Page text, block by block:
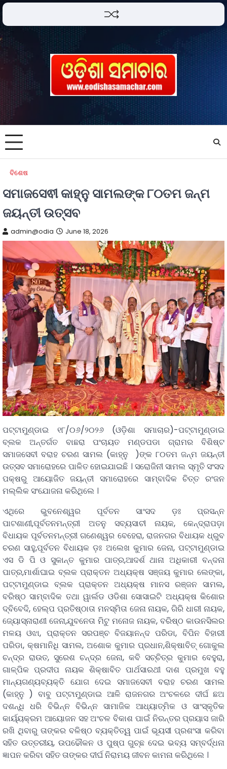
ବିଶେଷ
ସମାଜସେଵୀ କାହ୍ନୁ ସାମଲଙ୍କ ୮୦ତମ ଜନ୍ମ
ଜୟନ୍ତୀ ଉତ୍ସବ
admin@odia June 18, 2026
ପଟ୍ଟାମୁଣ୍ଡାଇ ୧୮/୦୬/୨୦୨୬ (ଓଡ଼ିଶା ସମାଚାର)-ପଟ୍ଟାମୁଣ୍ଡାଇ
ବ୍ଲକ ଅନ୍ତର୍ଗତ ବାଛରା ପଂଚାୟତ ମଣ୍ଡପଡା ଗ୍ରାମର ବିଶିଷ୍ଟ
ସମାଜସେବୀ ବରାହ ଚରଣ ସାମଲ (କାହ୍ନୁ )ଙ୍କ ୮୦ତମ ଜନ୍ମ ଜୟନ୍ତୀ
ଉତ୍ସବ ସମାରୋହରେ ପାଳିତ ହୋଇଯାଇଛି । ସରୋଜିନୀ ସାମଲ ସ୍ମୃତି ସଂସଦ
ପକ୍ଷରୁ ଆୟୋଜିତ ଜୟନ୍ତୀ ସମାରୋହରେ ସାମ୍ବାଦିକ ଚିତ୍ତ ରଂଜନ
ମଲ୍ଲିକ ସଂଯୋଜନା କରିଥିଲେ ।
ଏଥିରେ ଭୁବନେଶ୍ୱର ପୂର୍ବତନ ସାଂସଦ ଡ଼ଃ ପ୍ରସନ୍ନ
ପାଟଶାଣୀ,ପୂର୍ବତନମନ୍ତ୍ରୀ ଅତନୁ ସବ୍ୟସାଚୀ ନାୟକ, କେନ୍ଦ୍ରାପଡ଼ା
ବିଧାୟକ ପୂର୍ବତନମନ୍ତ୍ରୀ ଗଣେଶ୍ୱର ବେହେରା, ରାଜନଗର ବିଧାୟକ ଧ୍ରୁବ
ଚରଣ ସାହୁ,ପୂର୍ବତନ ବିଧାୟକ ଡ଼ଃ ଅଲେଖ କୁମାର ଜେନା, ପଟ୍ଟାମୁଣ୍ଡାଇ
ଏସ ଡି ପି ଓ ସୁକାନ୍ତ କୁମାର ପାତ୍ର,ଆଦର୍ଶ ଥାନା ଅଧିକାରୀ ବନ୍ଦନା
ପାତ୍ର,ମାର୍ଶାଘାଇ ବ୍ଲକ ପ୍ରାକ୍ତନ ଅଧ୍ୟକ୍ଷ ସଞ୍ଜୟ କୁମାର ଲେଙ୍କା,
ପଟ୍ଟାମୁଣ୍ଡାଇ ବ୍ଲକ ପ୍ରାକ୍ତନ ଅଧ୍ୟକ୍ଷ ମାନସ ରଞ୍ଜନ ସାମଲ,
ବରିଷ୍ଠ ସାମ୍ବାଦିକ ତଥା ୱାର୍ଲଡ ଓଡିଶା ସୋସାଇଟି ଅଧ୍ୟକ୍ଷ କିଶୋର
ଦ୍ବିବେଦି, ହେଲ୍ପ ପ୍ରତିଷ୍ଠାତା ମନସ୍ମିତା ଜେନା ନାୟକ, ଗିରି ଧାରୀ ନାୟକ,
ଜ୍ୟୋସ୍ନାରାଣୀ ଜେନା,ଯୁବନେତା ମିଟୁ ମନୋଜ ନାୟକ, ବରିଷ୍ଠ କାଉନସିଲର
ମଳୟ ଓଝା, ପ୍ରାକ୍ତନ ସରପଞ୍ଚ ବିଜୟାନନ୍ଦ ପରିଡା, ବିପିନ ବିହାରୀ
ପରିଡା, କ୍ଷମାନିଧି ସାମଲ, ଅଶୋକ କୁମାର ପ୍ରଧାନ,ଶିକ୍ଷାବିତ୍ ଗୋକୁଲ
ଚନ୍ଦ୍ର ରାଉତ, ସୁରେଶ ଚନ୍ଦ୍ର ଜେନା, କବି ସଚ୍ଚିତ୍ର କୁମାର ବେହୁରା,
ଗାଳ୍ପିକ ପ୍ରଦୀପ ନାୟକ ଶିକ୍ଷାବିତ ପାର୍ଥସାରଥୀ ଦାଶ ପ୍ରମୁଖ ବହୁ
ମାନ୍ୟଗଣ୍ୟବ୍ୟକ୍ତି ଯୋଗ ଦେଇ ସମାଜସେବୀ ବରାହ ଚରଣ ସାମଲ
(କାହ୍ନୁ ) ବାବୁ ପଟ୍ଟାମୁଣ୍ଡାଇ ଆଳି ରାଜନଗର ଅଂଚଳରେ ଦୀର୍ଘ ଛଅ
ଦଶନ୍ଧି ଧରି ବିଭିନ୍ନ ବିଭିନ୍ନ ସାମାଜିକ ଆଧ୍ୟାତ୍ମିକ ଓ ସାଂସ୍କୃତିକ
କାର୍ୟ୍ୟକ୍ରମ ଆୟୋଜନ ସହ ଅଂଚଳ ବିକାଶ ପାଇଁ ନିରନ୍ତର ପ୍ରୟାସ ଜାରି
ରଖି ଥିବାରୁ ତାଙ୍କର ବଳିଷ୍ଠ ବ୍ୟକ୍ତିତ୍ୱ ପାଇଁ ଭୂୟସୀ ପ୍ରଶଂସା କରିବା
ସହିତ ଉତ୍ତରୀୟ, ଉପଢୌକନ ଓ ପୁଷ୍ପ ଗୁଚ୍ଛ ଦେଇ ଭବ୍ୟ ସମ୍ବର୍ଦ୍ଧନା
ଜ୍ଞାପନ କରିବା ସହିତ ତାଙ୍କର ଦୀର୍ଘ ନିରାମୟ ଜୀବନ କାମନା କରିଥିଲେ ।